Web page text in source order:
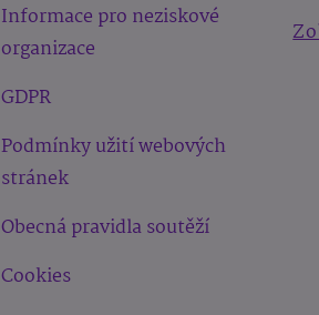
Informace pro neziskové
organizace
GDPR
Podmínky užití webových
stránek
Obecná pravidla soutěží
Cookies